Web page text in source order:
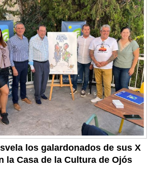
los galardonados de sus X
la Casa de la Cultura de Ojós